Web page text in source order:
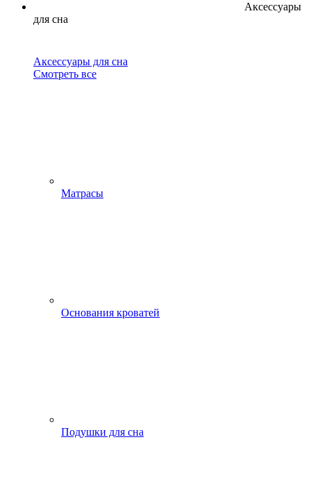
Аксессуары
для сна
Аксессуары для сна
Смотреть все
Матрасы
Основания кроватей
Подушки для сна